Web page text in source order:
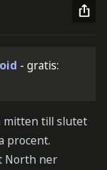
- gratis:
mitten till slutet
procent.
North ner